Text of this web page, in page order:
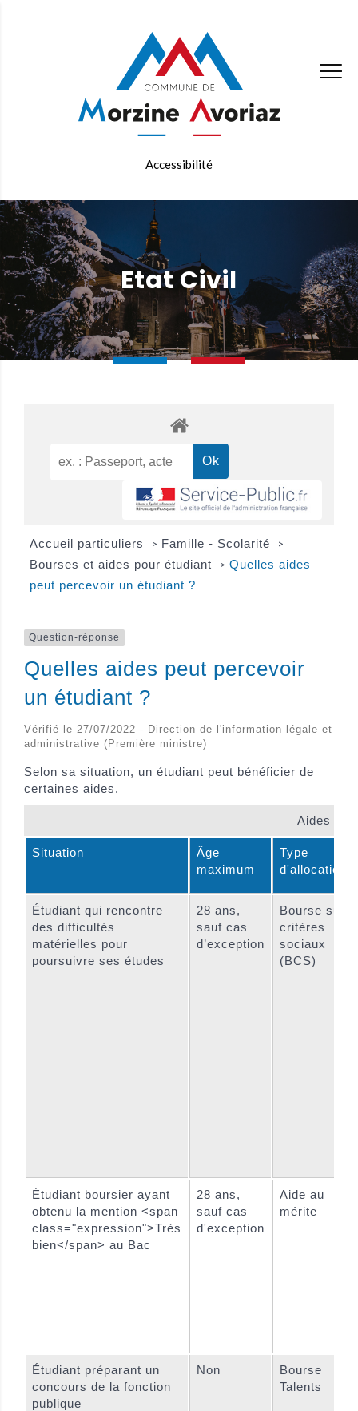
Accessibilité
Etat Civil
Accueil particuliers > Famille - Scolarité >
Bourses et aides pour étudiant > Quelles aides
peut percevoir un étudiant ?
Question-réponse
Quelles aides peut percevoir
un étudiant ?
Vérifié le 27/07/2022 - Direction de l'information légale et
administrative (Première ministre)
Selon sa situation, un étudiant peut bénéficier de
certaines aides.
Aides
Situation
Âge
maximum
Type
d'allocation
Étudiant qui rencontre
des difficultés
matérielles pour
poursuivre ses études
28 ans,
sauf cas
d’exception
Bourse sur
critères
sociaux
(BCS)
Étudiant boursier ayant
obtenu la mention <span
class="expression">Très
bien</span> au Bac
28 ans,
sauf cas
d'exception
Aide au
mérite
Étudiant préparant un
concours de la fonction
publique
Non
Bourse
Talents